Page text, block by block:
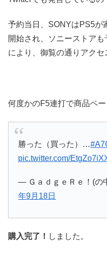
予約当日、SONYはPS5が
開始され、ソニーストア
により、御覧の通りアク
何度かのF5連打で商品ペー
勝った（買った）…
pic.twitter.com/
— ＧａｄｇｅＲｅ！(の
年9月18日
購入完了！ しました。